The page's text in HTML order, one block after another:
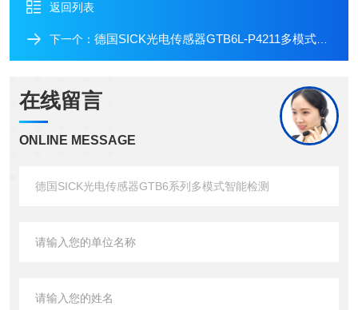
返回列表
下一个： 德国SICK光电传感器GTB6L-P4211多模式检测
在线留言
ONLINE MESSAGE